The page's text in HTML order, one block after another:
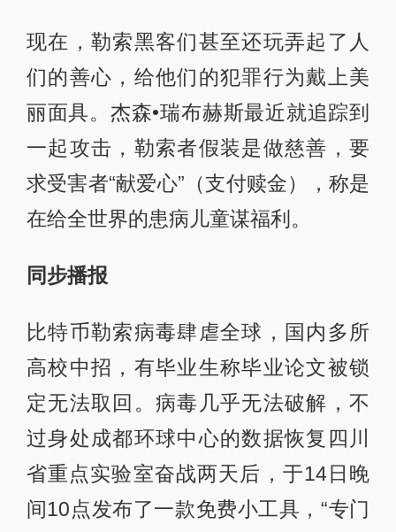
现在，勒索黑客们甚至还玩弄起了人
们的善心，给他们的犯罪行为戴上美
丽面具。杰森•瑞布赫斯最近就追踪到
一起攻击，勒索者假装是做慈善，要
求受害者“献爱心”（支付赎金），称是
在给全世界的患病儿童谋福利。
同步播报
比特币勒索病毒肆虐全球，国内多所
高校中招，有毕业生称毕业论文被锁
定无法取回。病毒几乎无法破解，不
过身处成都环球中心的数据恢复四川
省重点实验室奋战两天后，于14日晚
间10点发布了一款免费小工具，“专门